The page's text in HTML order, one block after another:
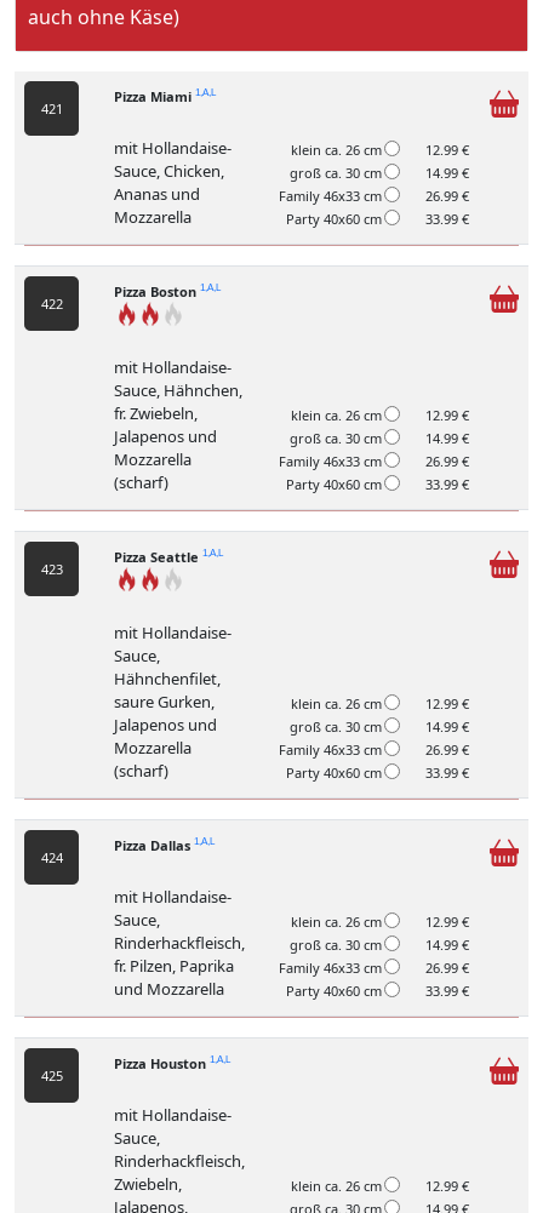
auch ohne Käse)
421
Pizza Miami 1,A,L
mit Hollandaise-
Sauce, Chicken,
Ananas und
Mozzarella
klein ca. 26 cm
12.99 €
groß ca. 30 cm
14.99 €
Family 46x33 cm
26.99 €
Party 40x60 cm
33.99 €
422
Pizza Boston 1,A,L
mit Hollandaise-
Sauce, Hähnchen,
fr. Zwiebeln,
Jalapenos und
Mozzarella
(scharf)
klein ca. 26 cm
12.99 €
groß ca. 30 cm
14.99 €
Family 46x33 cm
26.99 €
Party 40x60 cm
33.99 €
423
Pizza Seattle 1,A,L
mit Hollandaise-
Sauce,
Hähnchenfilet,
saure Gurken,
Jalapenos und
Mozzarella
(scharf)
klein ca. 26 cm
12.99 €
groß ca. 30 cm
14.99 €
Family 46x33 cm
26.99 €
Party 40x60 cm
33.99 €
424
Pizza Dallas 1,A,L
mit Hollandaise-
Sauce,
Rinderhackfleisch,
fr. Pilzen, Paprika
und Mozzarella
klein ca. 26 cm
12.99 €
groß ca. 30 cm
14.99 €
Family 46x33 cm
26.99 €
Party 40x60 cm
33.99 €
425
Pizza Houston 1,A,L
mit Hollandaise-
Sauce,
Rinderhackfleisch,
Zwiebeln,
Jalapenos,
klein ca. 26 cm
12.99 €
groß ca. 30 cm
14.99 €